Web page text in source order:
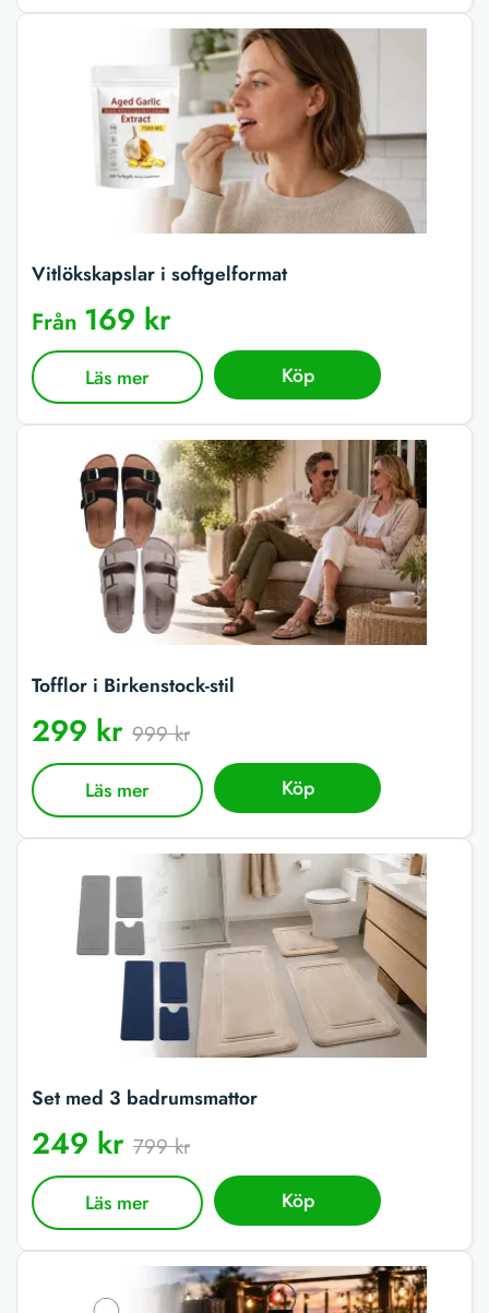
Vitlökskapslar i softgelformat
Från 169 kr
Läs mer Köp
Tofflor i Birkenstock-stil
299 kr 999 kr
Läs mer Köp
Set med 3 badrumsmattor
249 kr 799 kr
Läs mer Köp